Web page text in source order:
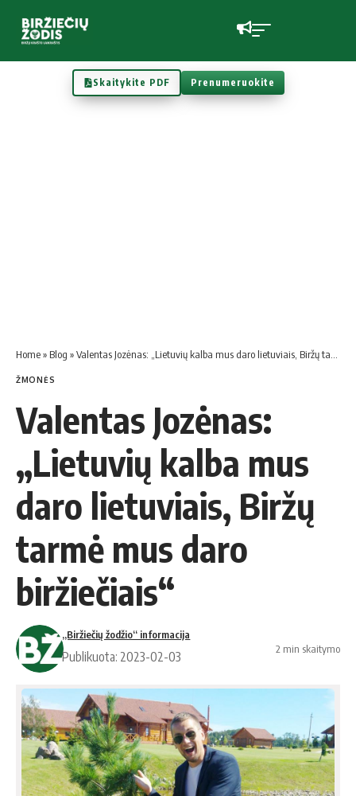
Skaitykite PDF Prenumeruokite
Home» Blog »Valentas Jozėnas: „Lietuvių kalba mus daro lietuviais, Biržų tarmė mus daro biržiečiais“
ŽMONĖS
Valentas Jozėnas:
„Lietuvių kalba mus
daro lietuviais, Biržų
tarmė mus daro
biržiečiais“
„Biržiečių žodžio“ informacija
Publikuota: 2023-02-03
2 min skaitymo